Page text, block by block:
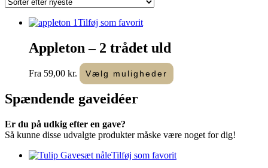
Tilføj som favorit
Appleton – 2 trådet uld
Fra 59,00 kr. Vælg muligheder
vare
kan
på
Spændende gaveidéer
Er du på udkig efter en gave?
Så kunne disse udvalgte produkter måske være noget for dig!
Tilføj som favorit